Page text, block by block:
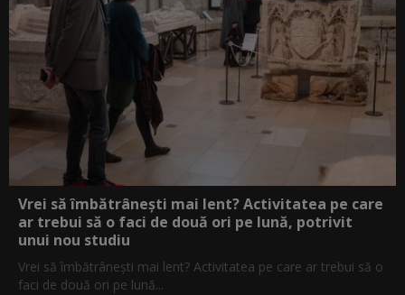
Vrei să îmbătrânești mai lent? Activitatea pe care
ar trebui să o faci de două ori pe lună, potrivit
unui nou studiu
Vrei să îmbătrânești mai lent? Activitatea pe care ar trebui să o
faci de două ori pe lună...